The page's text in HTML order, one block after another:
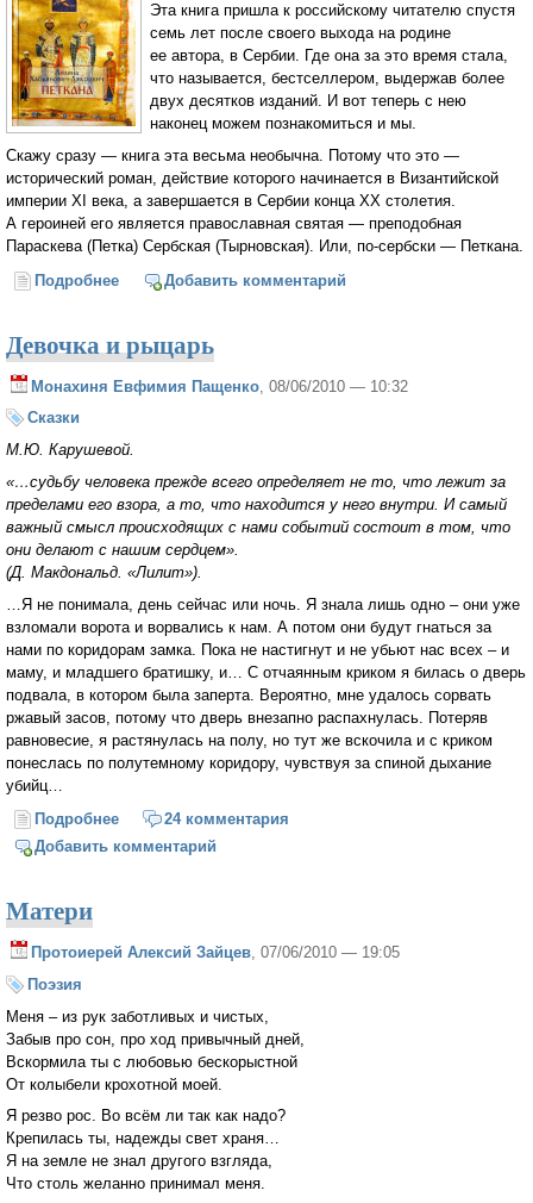
Эта книга пришла к российскому читателю спустя
семь лет после своего выхода на родине
ее автора, в Сербии. Где она за это время стала,
что называется, бестселлером, выдержав более
двух десятков изданий. И вот теперь с нею
наконец можем познакомиться и мы.
Скажу сразу — книга эта весьма необычна. Потому что это —
исторический роман, действие которого начинается в Византийской
империи ХI века, а завершается в Сербии конца ХХ столетия.
А героиней его является православная святая — преподобная
Параскева (Петка) Сербская (Тырновская). Или, по-сербски — Петкана.
Подробнее о Мужество веры
Добавить комментарий
Девочка и рыцарь
Монахиня Евфимия Пащенко , 08/06/2010 — 10:32
Сказки
М.Ю. Карушевой.
«…судьбу человека прежде всего определяет не то, что лежит за
пределами его взора, а то, что находится у него внутри. И самый
важный смысл происходящих с нами событий состоит в том, что
они делают с нашим сердцем».
(Д. Макдональд. «Лилит»).
…Я не понимала, день сейчас или ночь. Я знала лишь одно – они уже
взломали ворота и ворвались к нам. А потом они будут гнаться за
нами по коридорам замка. Пока не настигнут и не убьют нас всех – и
маму, и младшего братишку, и… С отчаянным криком я билась о дверь
подвала, в котором была заперта. Вероятно, мне удалось сорвать
ржавый засов, потому что дверь внезапно распахнулась. Потеряв
равновесие, я растянулась на полу, но тут же вскочила и с криком
понеслась по полутемному коридору, чувствуя за спиной дыхание
убийц…
Подробнее о Девочка и рыцарь
24 комментария
Добавить комментарий
Матери
Протоиерей Алексий Зайцев, 07/06/2010 — 19:05
Поэзия
Меня – из рук заботливых и чистых,
Забыв про сон, про ход привычный дней,
Вскормила ты с любовью бескорыстной
От колыбели крохотной моей.
Я резво рос. Во всём ли так как надо?
Крепилась ты, надежды свет храня…
Я на земле не знал другого взгляда,
Что столь желанно принимал меня.